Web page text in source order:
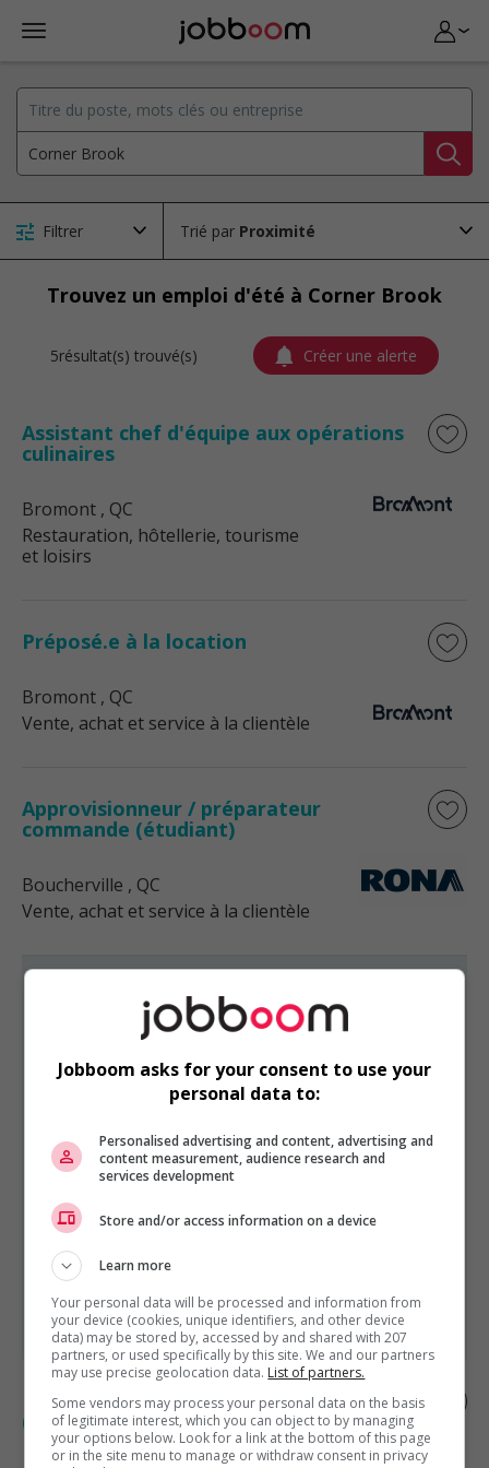
Filtrer Trié par
Trouvez un emploi d'été à Corner Brook
5résultat(s) trouvé(s) Créer une alerte
Assistant chef d'équipe aux opérations
culinaires
Bromont , QC
Restauration, hôtellerie, tourisme
et loisirs
Préposé.e à la location
Bromont , QC
Vente, achat et service à la clientèle
Approvisionneur / préparateur
commande (étudiant)
Boucherville , QC
Vente, achat et service à la clientèle
VENTE, ACHAT ET SERVICE À LA CLIENTÈLE
EST PRÉSENTÉ PAR
Services de Gestion Quantum Ltée
Autres offres de l'entreprise
Représentant(e) développement des affaires -...
Développement commercial régional –...
Représentant(e) des ventes externes - quebec
Conseiller aux ventes – commerce de détail de...
Gérant(e) de magasin, produits naturels...
Pileur / préparateur commande
(étudiant)
Jobboom asks for your consent to use your
personal data to:
Personalised advertising and content, advertising and
content measurement, audience research and
services development
Store and/or access information on a device
Learn more
Your personal data will be processed and information from
your device (cookies, unique identifiers, and other device
data) may be stored by, accessed by and shared with 207
partners, or used specifically by this site. We and our partners
may use precise geolocation data. List of partners.
Some vendors may process your personal data on the basis
of legitimate interest, which you can object to by managing
your options below. Look for a link at the bottom of this page
or in the site menu to manage or withdraw consent in privacy